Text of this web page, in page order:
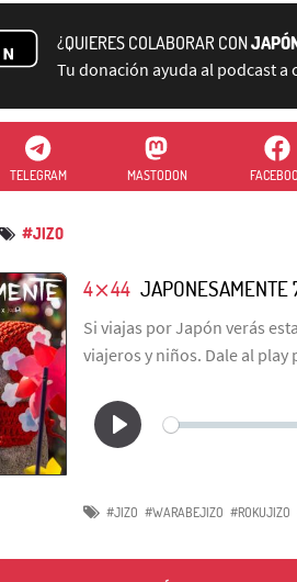
¿QUIERES COLABORAR CON
Tu donación ayuda al podcast a
TELEGRAM MASTODON
#JIZO
4⨯44 JAPONESAMENTE
Si viajas por Japón verás
viajeros y niños. Dale al play
#JIZO #WARABEJIZO #ROKUJIZO